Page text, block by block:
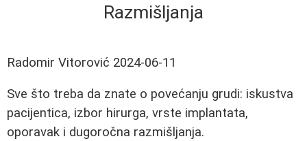
Razmišljanja
Radomir Vitorović 2024-06-11
Sve što treba da znate o povećanju grudi: iskustva
pacijentica, izbor hirurga, vrste implantata,
oporavak i dugoročna razmišljanja.